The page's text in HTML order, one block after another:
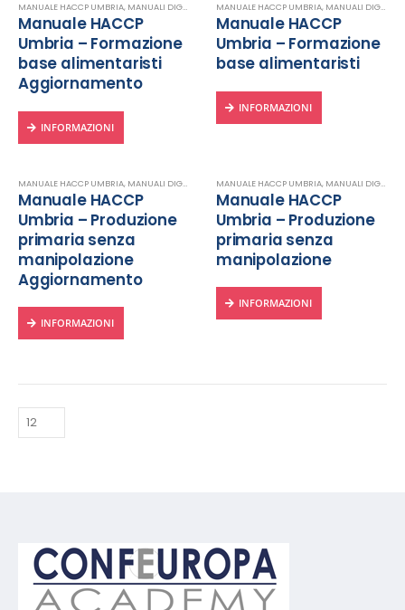
MANUALE HACCP UMBRIA, MANUALI DIGITALI MANUALI HACCP
Manuale HACCP
Umbria – Formazione
base alimentaristi
Aggiornamento
INFORMAZIONI
MANUALE HACCP UMBRIA, MANUALI DIGITALI
Manuale HACCP
Umbria – Formazione
base alimentaristi
INFORMAZIONI
MANUALE HACCP UMBRIA, MANUALI DIGITALI MANUALI HACCP
Manuale HACCP
Umbria – Produzione
primaria senza
manipolazione
Aggiornamento
INFORMAZIONI
MANUALE HACCP UMBRIA, MANUALI DIGITALI
Manuale HACCP
Umbria – Produzione
primaria senza
manipolazione
INFORMAZIONI